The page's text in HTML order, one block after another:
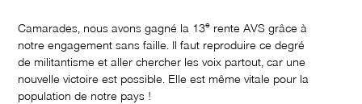
Camarades, nous avons gagné la 13e rente AVS grâce à
notre engagement sans faille. Il faut reproduire ce degré
de militantisme et aller chercher les voix partout, car une
nouvelle victoire est possible. Elle est même vitale pour la
population de notre pays !